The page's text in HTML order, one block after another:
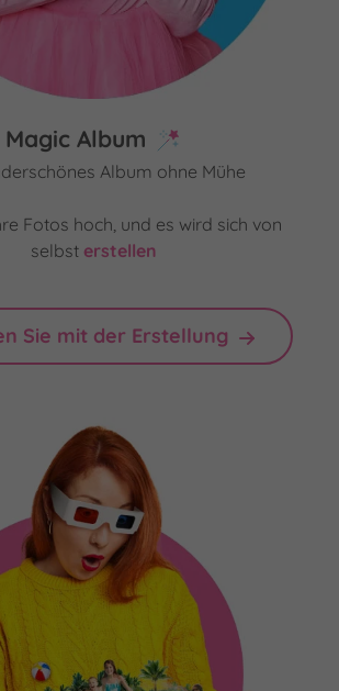
Magic Album
Album ohne Mühe
Fotos hoch, und es wird sich von
selbst erstellen
Sie mit der Erstellung